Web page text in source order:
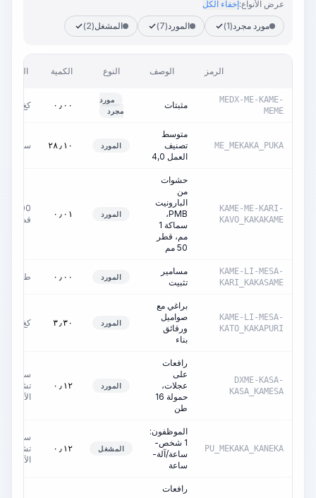
عرض الأنواع:إخفاء الكل
مورد مجرد(1) المورد(7) المشغل(2)
الرمز الوصف النوع الكمية الوحدة
MEDX-ME-KAME-
MEME
مثبتات
مورد
مجرد
٠٫٠٠ كغ
ME_MEKAKA_PUKA
متوسط
تصنيف
العمل 4,0
المورد ٢٨٫١٠ ساعات
KAME-ME-KARI-
KAVO_KAKAKAME
حشوات
من
البارونيت
PMB،
سماكة 1
مم، قطر
50 مم
المورد ٠٫٠١
1000
قطعة
KAME-LI-MESA-
KARI_KAKASAME
مسامير
تثبيت
المورد ٠٫٠٠ طن
KAME-LI-MESA-
KATO_KAKAPURI
براغي مع
صواميل
ورقائق
بناء
المورد ٣٫٣٠ كغ
DXME-KASA-
KASA_KAMESA
رافعات
على
عجلات،
حمولة 16
طن
المورد ٠٫١٢
ساعات
تشغيل
الآلة
PU_MEKAKA_KANEKA
الموظفون:
1 شخص-
ساعة/آلة-
ساعة
المشغل ٠٫١٢
ساعات
تشغيل
الآلة
رافعات